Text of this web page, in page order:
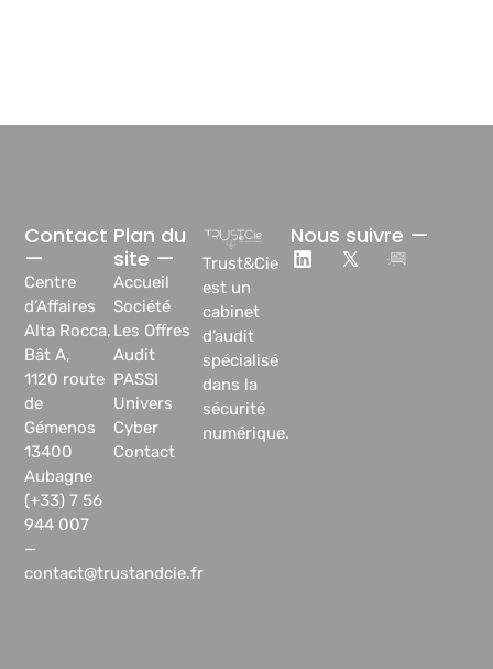
Trust&Cie
est un
cabinet
d’audit
spécialisé
dans la
sécurité
numérique.
Plan du
site —
Accueil
Société
Les Offres
Audit
PASSI
Univers
Cyber
Contact
Contact
—
Centre
d’Affaires
Alta Rocca,
Bât A,
1120 route
de
Gémenos
13400
Aubagne
(+33) 7 56
944 007
—
contact@trustandcie.fr
Nous suivre —